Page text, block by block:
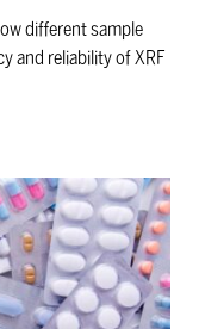
different sample
and reliability of XRF